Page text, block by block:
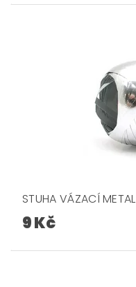
STUHA VÁZACÍ
9 Kč